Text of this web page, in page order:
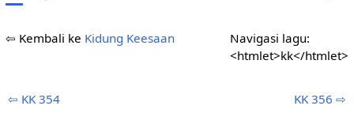
Navigasi lagu:
<htmlet>kk</htmlet>
⇦ Kembali ke Kidung Keesaan
⇦ KK 354 KK 356 ⇨